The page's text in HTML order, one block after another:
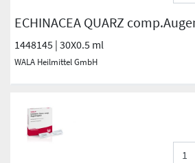
ECHINACEA QUARZ
1448145 | 30X0.5 ml
WALA Heilmittel GmbH